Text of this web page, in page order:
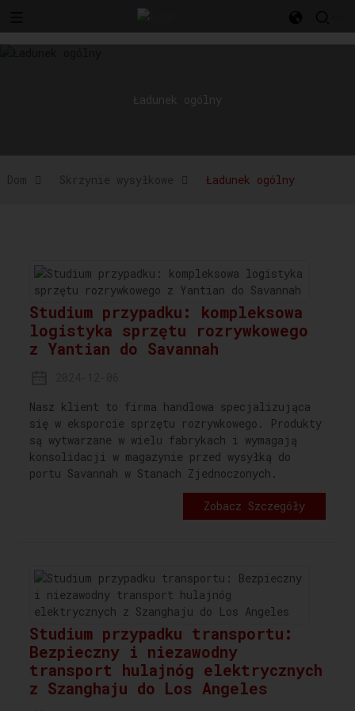
Ładunek ogólny
Dom Skrzynie wysyłkowe Ładunek ogólny
Studium przypadku: kompleksowa
logistyka sprzętu rozrywkowego
z Yantian do Savannah
Nasz klient to firma handlowa specjalizująca
się w eksporcie sprzętu rozrywkowego. Produkty
są wytwarzane w wielu fabrykach i wymagają
konsolidacji w magazynie przed wysyłką do
portu Savannah w Stanach Zjednoczonych.
Zobacz Szczegóły
Studium przypadku transportu:
Bezpieczny i niezawodny
transport hulajnóg elektrycznych
z Szanghaju do Los Angeles